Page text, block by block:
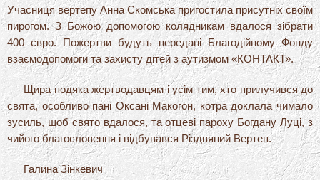
Учасниця вертепу Анна Скомська пригостила присутніх своїм
пирогом. З Божою допомогою колядникам вдалося зібрати
400 євро. Пожертви будуть передані Благодійному Фонду
взаємодопомоги та захисту дітей з аутизмом «КОНТАКТ».
Щира подяка жертводавцям і усім тим, хто прилучився до
свята, особливо пані Оксані Макогон, котра доклала чимало
зусиль, щоб свято вдалося, та отцеві пароху Богдану Луці, з
чийого благословення і відбувався Різдвяний Вертеп.
Галина Зінкевич